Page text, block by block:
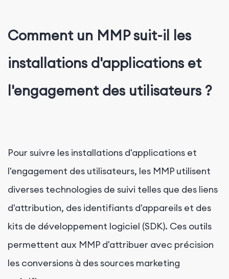
Comment un MMP suit-il les
installations d'applications et
l'engagement des utilisateurs ?
Pour suivre les installations d'applications et
l'engagement des utilisateurs, les MMP utilisent
diverses technologies de suivi telles que des liens
d'attribution, des identifiants d'appareils et des
kits de développement logiciel (SDK). Ces outils
permettent aux MMP d'attribuer avec précision
les conversions à des sources marketing